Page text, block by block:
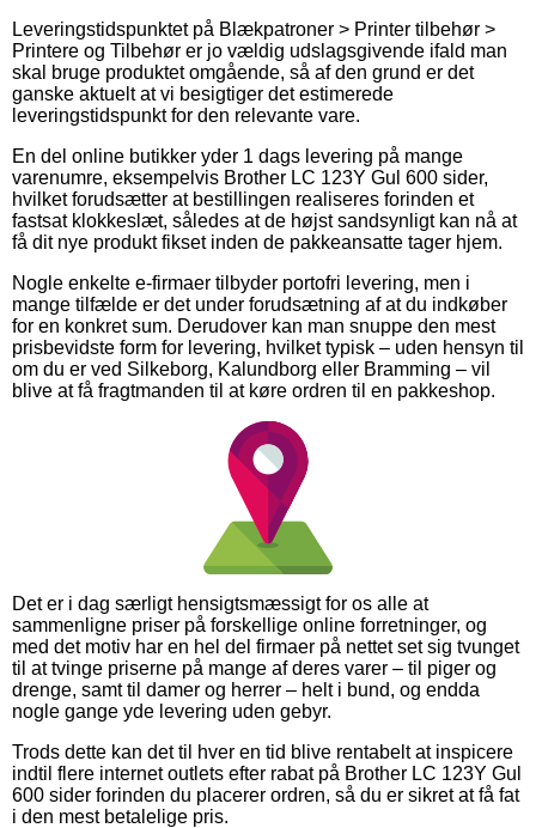
Leveringstidspunktet på Blækpatroner > Printer tilbehør >
Printere og Tilbehør er jo vældig udslagsgivende ifald man
skal bruge produktet omgående, så af den grund er det
ganske aktuelt at vi besigtiger det estimerede
leveringstidspunkt for den relevante vare.
En del online butikker yder 1 dags levering på mange
varenumre, eksempelvis Brother LC 123Y Gul 600 sider,
hvilket forudsætter at bestillingen realiseres forinden et
fastsat klokkeslæt, således at de højst sandsynligt kan nå at
få dit nye produkt fikset inden de pakkeansatte tager hjem.
Nogle enkelte e-firmaer tilbyder portofri levering, men i
mange tilfælde er det under forudsætning af at du indkøber
for en konkret sum. Derudover kan man snuppe den mest
prisbevidste form for levering, hvilket typisk – uden hensyn til
om du er ved Silkeborg, Kalundborg eller Bramming – vil
blive at få fragtmanden til at køre ordren til en pakkeshop.
Det er i dag særligt hensigtsmæssigt for os alle at
sammenligne priser på forskellige online forretninger, og
med det motiv har en hel del firmaer på nettet set sig tvunget
til at tvinge priserne på mange af deres varer – til piger og
drenge, samt til damer og herrer – helt i bund, og endda
nogle gange yde levering uden gebyr.
Trods dette kan det til hver en tid blive rentabelt at inspicere
indtil flere internet outlets efter rabat på Brother LC 123Y Gul
600 sider forinden du placerer ordren, så du er sikret at få fat
i den mest betalelige pris.